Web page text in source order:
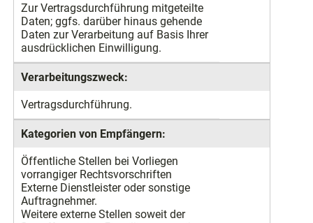
Zur Vertragsdurchführung mitgeteilte
Daten; ggfs. darüber hinaus gehende
Daten zur Verarbeitung auf Basis Ihrer
ausdrücklichen Einwilligung.
Verarbeitungszweck:
Vertragsdurchführung.
Kategorien von Empfängern:
Öffentliche Stellen bei Vorliegen
vorrangiger Rechtsvorschriften
Externe Dienstleister oder sonstige
Auftragnehmer.
Weitere externe Stellen soweit der